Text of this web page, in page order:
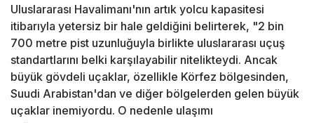
Uluslararası Havalimanı'nın artık yolcu kapasitesi
itibarıyla yetersiz bir hale geldiğini belirterek, "2 bin
700 metre pist uzunluğuyla birlikte uluslararası uçuş
standartlarını belki karşılayabilir nitelikteydi. Ancak
büyük gövdeli uçaklar, özellikle Körfez bölgesinden,
Suudi Arabistan'dan ve diğer bölgelerden gelen büyük
uçaklar inemiyordu. O nedenle ulaşımı